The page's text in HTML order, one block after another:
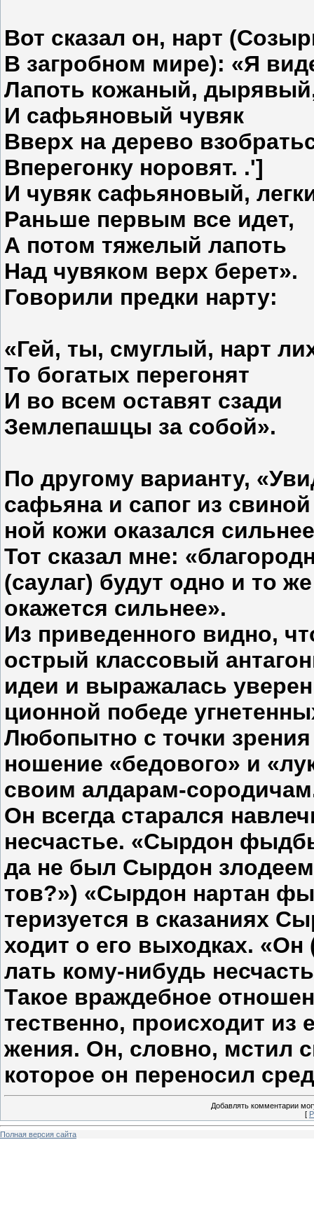
Вот сказал он, нарт
В загробном мире): «Я
Лапоть кожаный,
И сафьяновый чувяк
Вверх на дерево
Вперегонку норовят. .']
И чувяк сафьяновый,
Раньше первым все идет,
А потом тяжелый лапоть
Над чувяком верх берет».
Говорили предки нарту:
«Гей, ты, смуглый, нарт
То богатых перегонят
И во всем оставят сзади
Землепашцы за собой».
По другому варианту,
сафьяна и сапог из
ной кожи оказался
Тот сказал мне:
(саулаг) будут одно и то
окажется сильнее».
Из приведенного видно,
острый классовый
идеи и выражалась
ционной победе
Любопытно с точки
ношение «бедового» и
своим алдарам-
Он всегда старался
несчастье. «Сырдон
да не был Сырдон
тов?») «Сырдон нартан
теризуется в сказаниях
ходит о его выходках.
лать кому-нибудь
Такое враждебное
тественно, происходит из
жения. Он, словно, мстил
которое он переносил
Добавлять комментарии
[
Полная версия сайта